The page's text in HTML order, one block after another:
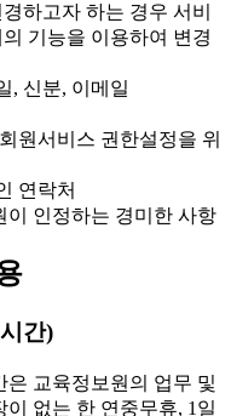
하고자 하는 경우 서비
기능을 이용하여 변경
, 신분, 이메일
원서비스 권한설정을 위
연락처
인정하는 경미한 사항
간)
은 교육정보원의 업무 및
이 없는 한 연중무휴, 1일